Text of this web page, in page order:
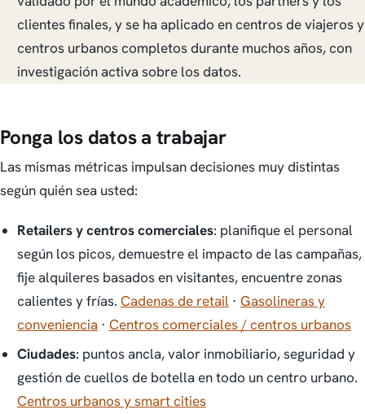
clientes finales, y se ha aplicado en centros de viajeros y
centros urbanos completos durante muchos años, con
investigación activa sobre los datos.
Ponga los datos a trabajar
Las mismas métricas impulsan decisiones muy distintas
según quién sea usted:
Retailers y centros comerciales: planifique el personal
según los picos, demuestre el impacto de las campañas,
fije alquileres basados en visitantes, encuentre zonas
calientes y frías. Cadenas de retail· Gasolineras y
conveniencia· Centros comerciales / centros urbanos
Ciudades: puntos ancla, valor inmobiliario, seguridad y
gestión de cuellos de botella en todo un centro urbano.
Centros urbanos y smart cities